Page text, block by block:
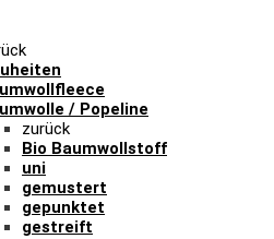
/ Popeline
zurück
Bio Baumwollstoff
uni
gemustert
gepunktet
gestreift